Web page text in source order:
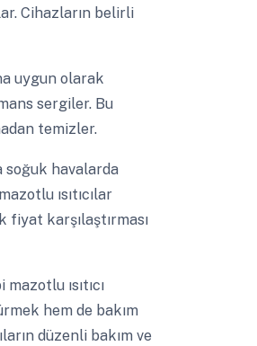
Cihazların belirli
uygun olarak
sergiler. Bu
temizler.
soğuk havalarda
ısıtıcılar
karşılaştırması
ısıtıcı
hem de bakım
düzenli bakım ve